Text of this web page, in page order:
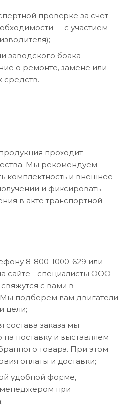
проверке за счёт
— с участием
заводского брака —
о ремонте, замене или
средств.
проходит
Мы рекомендуем
комплектность и внешнее
и фиксировать
в акте транспортной
8-800-1000-629 или
сайте - специалисты ООО
с вами в
подберем вам двигатели
цели;
состава заказа мы
поставку и выставляем
товара. При этом
оплаты и доставки;
удобной форме,
менеджером при